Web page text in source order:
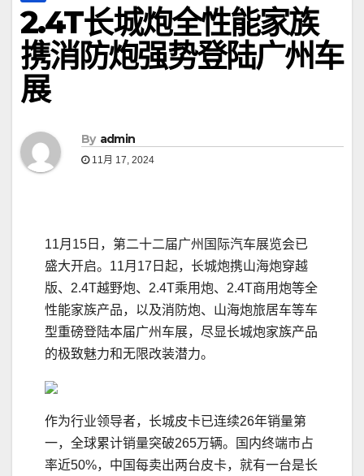
2.4T长城炮全性能家族
携消防炮强势登陆广州车
展
By admin
11月 17, 2024
11月15日，第二十二届广州国际汽车展览会已
盛大开启。11月17日起，长城炮携山海炮穿越
版、2.4T越野炮、2.4T乘用炮、2.4T商用炮等全
性能家族产品，以及消防炮、山海炮旅居车等车
型重磅登陆本届广州车展，尽显长城炮家族产品
的极致魅力和无限改装潜力。
作为行业领导者，长城皮卡已连续26年销量第
一，全球累计销量突破265万辆。国内终端市占
率近50%，中国每卖出两台皮卡，就有一台是长